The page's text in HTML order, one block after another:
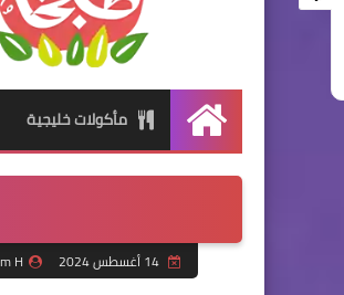
الرئيسيةمأكولات خليجية
14 أغسطس 2024 H